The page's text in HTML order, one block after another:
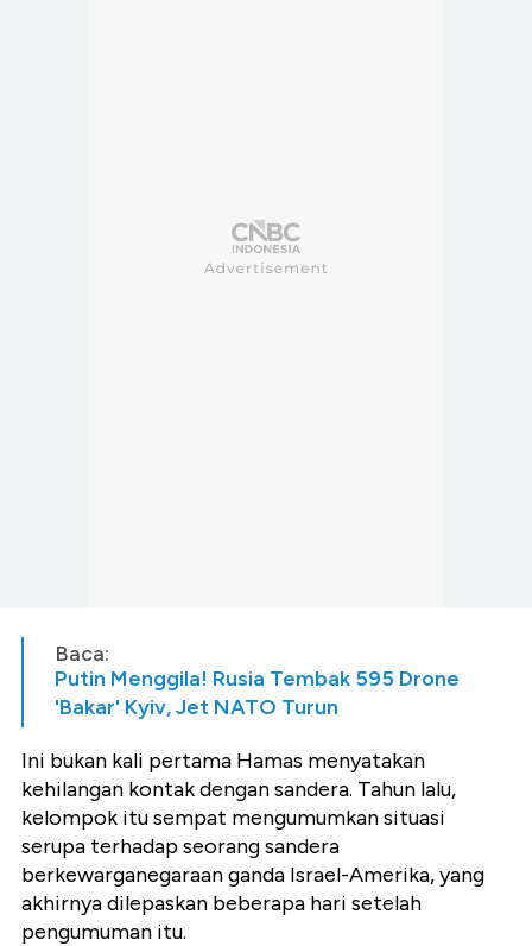
Baca:
Putin Menggila! Rusia Tembak 595 Drone
'Bakar' Kyiv, Jet NATO Turun
Ini bukan kali pertama Hamas menyatakan
kehilangan kontak dengan sandera. Tahun lalu,
kelompok itu sempat mengumumkan situasi
serupa terhadap seorang sandera
berkewarganegaraan ganda Israel-Amerika, yang
akhirnya dilepaskan beberapa hari setelah
pengumuman itu.